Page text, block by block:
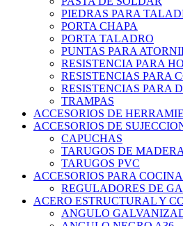
PIEDRAS PARA
PORTA CHAPA
PORTA TALADRO
PUNTAS PARA
RESISTENCIA PARA
RESISTENCIAS PARA
RESISTENCIAS PARA
TRAMPAS
ACCESORIOS DE
ACCESORIOS DE
CAPUCHAS
TARUGOS DE MADERA
TARUGOS PVC
ACCESORIOS PARA COCINA
REGULADORES DE
ACERO ESTRUCTURAL Y
ANGULO